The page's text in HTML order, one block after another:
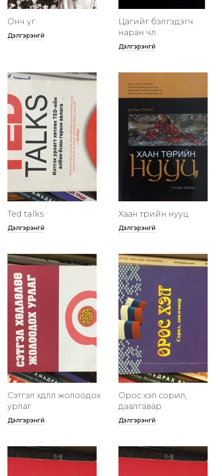
Онч үг
Дэлгэрэнгүй
Цагийг бэлгэдэгч
наран чөлөө
Дэлгэрэнгүй
Ted talks
Дэлгэрэнгүй
Хаан төрийн нууц
Дэлгэрэнгүй
Сэтгэл хөдлөлөө жолоодох
урлаг
Дэлгэрэнгүй
Орос хэл сорил,
даалгавар
Дэлгэрэнгүй